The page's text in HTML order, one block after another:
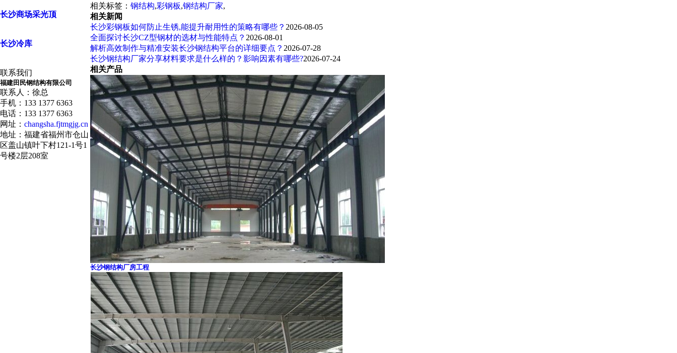
长沙商场采光顶
长沙冷库
联系我们
福建田民钢结构有限公司
联系人：徐总
手机：133 1377 6363
电话：133 1377 6363
网址： changsha.fjtmgjg.cn
地址：福建省福州市仓山
区盖山镇叶下村121-1号1
号楼2层208室
相关标签： 钢结构,彩钢板,钢结构厂家,
相关新闻
长沙彩钢板如何防止生锈,能提升耐用性的策略有哪些？ 2026-08-05
全面探讨长沙CZ型钢材的选材与性能特点？ 2026-08-01
解析高效制作与精准安装长沙钢结构平台的详细要点？ 2026-07-28
长沙钢结构厂家分享材料要求是什么样的？影响因素有哪些?2026-07-24
相关产品
长沙钢结构厂房工程